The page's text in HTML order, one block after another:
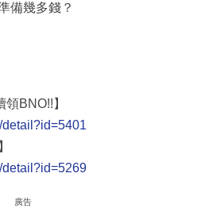
備幾多錢？
BNO!!】
detail?id=5269
廣告